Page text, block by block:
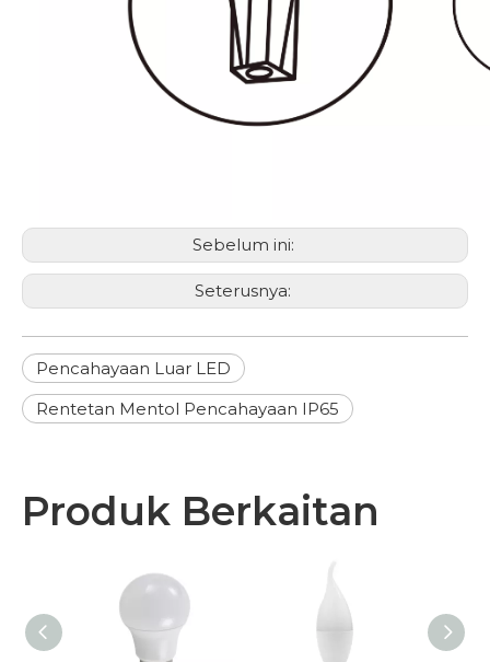
Sebelum ini:
Seterusnya:
Pencahayaan Luar LED
Rentetan Mentol Pencahayaan IP65
Produk Berkaitan